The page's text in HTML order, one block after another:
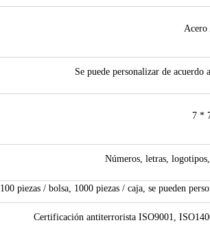
Acero
Se puede personalizar de
7 *
Números, letras,
100 piezas / bolsa, 1000 piezas / caja, se pueden
Certificación antiterrorista ISO9001,